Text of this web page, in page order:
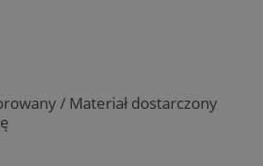
/ Materiał dostarczony